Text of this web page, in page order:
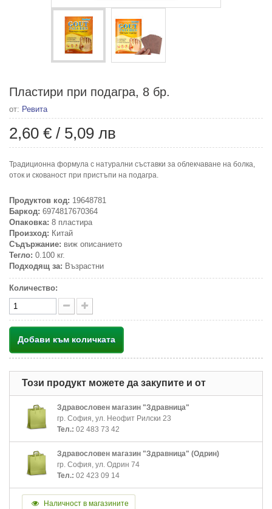
Пластири при подагра, 8 бр.
от: Ревита
2,60 € / 5,09 лв
Традиционна формула с натурални съставки за облекчаване на болка,
оток и скованост при пристъпи на подагра.
Продуктов код: 19648781
Баркод: 6974817670364
Опаковка: 8 пластира
Произход: Китай
Съдържание: виж описанието
Тегло: 0.100 кг.
Подходящ за: Възрастни
Количество:
Добави към количката
Този продукт можете да закупите и от
Здравословен магазин "Здравница"
гр. София, ул. Неофит Рилски 23
Тел.: 02 483 73 42
Здравословен магазин "Здравница" (Одрин)
гр. София, ул. Одрин 74
Тел.: 02 423 09 14
Наличност в магазините